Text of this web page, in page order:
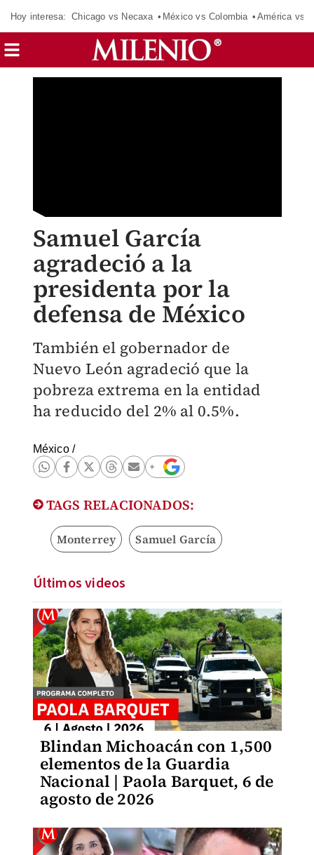
Hoy interesa: Chicago vs Necaxa México vs Colombia América vs
Samuel García
agradeció a la
presidenta por la
defensa de México
También el gobernador de
Nuevo León agradeció que la
pobreza extrema en la entidad
ha reducido del 2% al 0.5%.
México/
TAGS RELACIONADOS:
Monterrey Samuel García
Últimos videos
Blindan Michoacán con 1,500
elementos de la Guardia
Nacional | Paola Barquet, 6 de
agosto de 2026